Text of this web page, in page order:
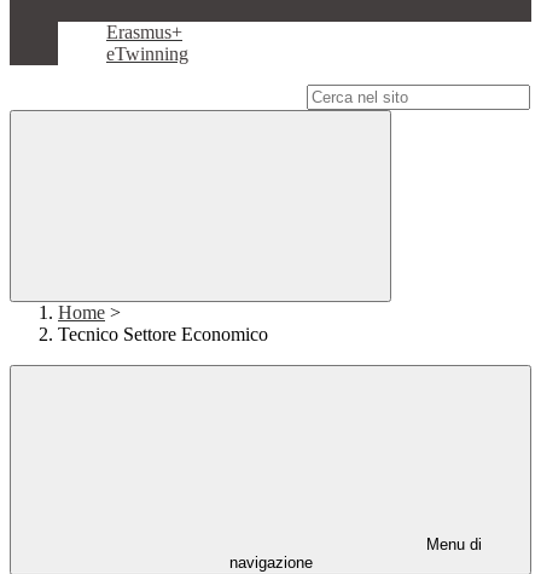
Erasmus+
eTwinning
Home >
Tecnico Settore Economico
Menu di
navigazione